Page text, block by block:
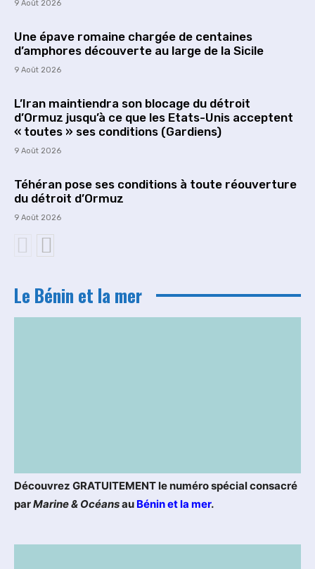
9 Août 2026
Une épave romaine chargée de centaines
d’amphores découverte au large de la Sicile
9 Août 2026
L’Iran maintiendra son blocage du détroit
d’Ormuz jusqu’à ce que les Etats-Unis acceptent
« toutes » ses conditions (Gardiens)
9 Août 2026
Téhéran pose ses conditions à toute réouverture
du détroit d’Ormuz
9 Août 2026
Le Bénin et la mer
Découvrez GRATUITEMENT le numéro spécial consacré
parMarine & Océansau Bénin et la mer.